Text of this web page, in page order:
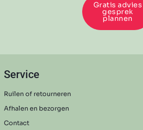
Gratis advies
gesprek
plannen
Service
Ruilen of retourneren
Afhalen en bezorgen
Contact